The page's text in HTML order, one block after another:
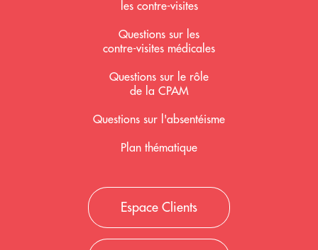
les contre-visites
Questions sur les
contre-visites médicales
Questions sur le rôle
de la CPAM
Questions sur l'absentéisme
Plan thématique
Espace Clients